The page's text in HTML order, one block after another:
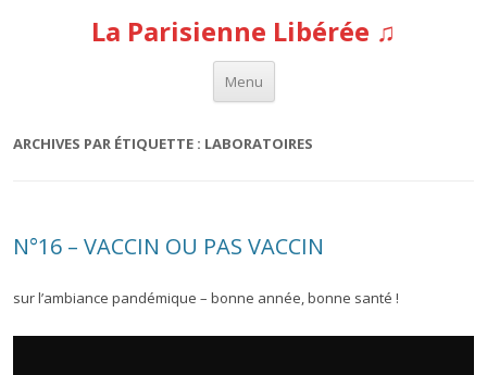
La Parisienne Libérée ♫
Menu
Aller au contenu
ARCHIVES PAR ÉTIQUETTE : LABORATOIRES
N°16 – VACCIN OU PAS VACCIN
sur l’ambiance pandémique – bonne année, bonne santé !